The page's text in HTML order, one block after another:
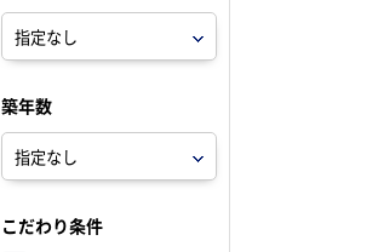
築年数
こだわり条件